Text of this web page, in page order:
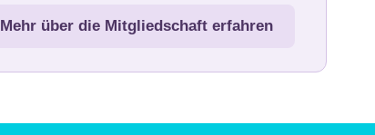
Mehr über die Mitgliedschaft erfahren